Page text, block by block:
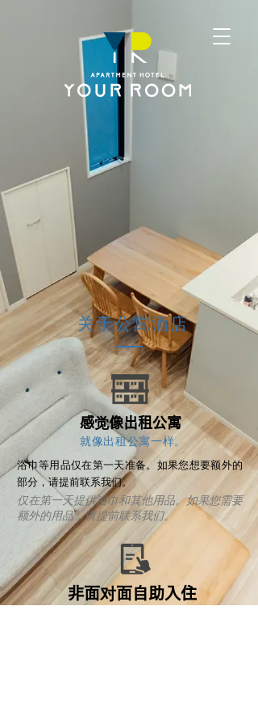
关于公寓酒店
​感觉像出租公寓
就像出租公寓一样。
​浴巾等用品仅在第一天准备。如果您想要额外的
部分，请提前联系我们。
仅在第一天提供浴巾和其他用品。如果您需要
额外的用品，请提前联系我们。
​非面对面自助入住